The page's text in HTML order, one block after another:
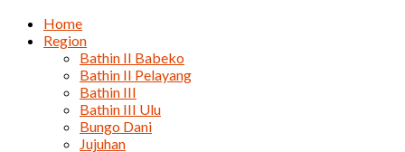
Home
Region
Bathin II Babeko
Bathin II Pelayang
Bathin III
Bathin III Ulu
Bungo Dani
Jujuhan